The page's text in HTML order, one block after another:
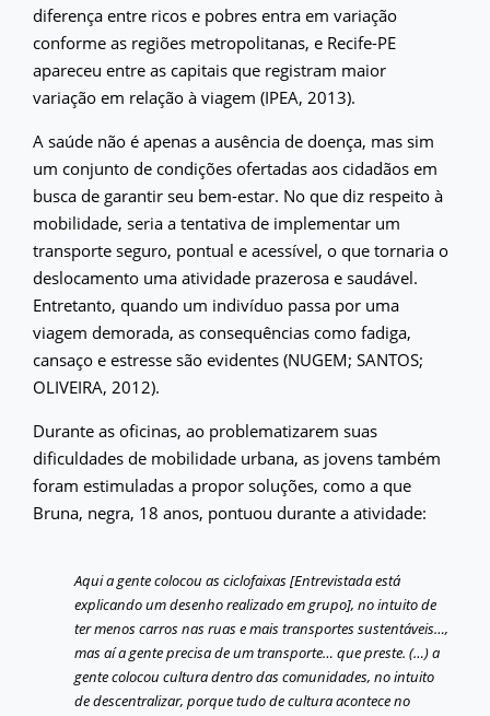
diferença entre ricos e pobres entra em variação
conforme as regiões metropolitanas, e Recife-PE
apareceu entre as capitais que registram maior
variação em relação à viagem (IPEA, 2013).
A saúde não é apenas a ausência de doença, mas sim
um conjunto de condições ofertadas aos cidadãos em
busca de garantir seu bem-estar. No que diz respeito à
mobilidade, seria a tentativa de implementar um
transporte seguro, pontual e acessível, o que tornaria o
deslocamento uma atividade prazerosa e saudável.
Entretanto, quando um indivíduo passa por uma
viagem demorada, as consequências como fadiga,
cansaço e estresse são evidentes (NUGEM; SANTOS;
OLIVEIRA, 2012).
Durante as oficinas, ao problematizarem suas
dificuldades de mobilidade urbana, as jovens também
foram estimuladas a propor soluções, como a que
Bruna, negra, 18 anos, pontuou durante a atividade:
Aqui a gente colocou as ciclofaixas [Entrevistada está
explicando um desenho realizado em grupo], no intuito de
ter menos carros nas ruas e mais transportes sustentáveis…,
mas aí a gente precisa de um transporte… que preste. (…) a
gente colocou cultura dentro das comunidades, no intuito
de descentralizar, porque tudo de cultura acontece no